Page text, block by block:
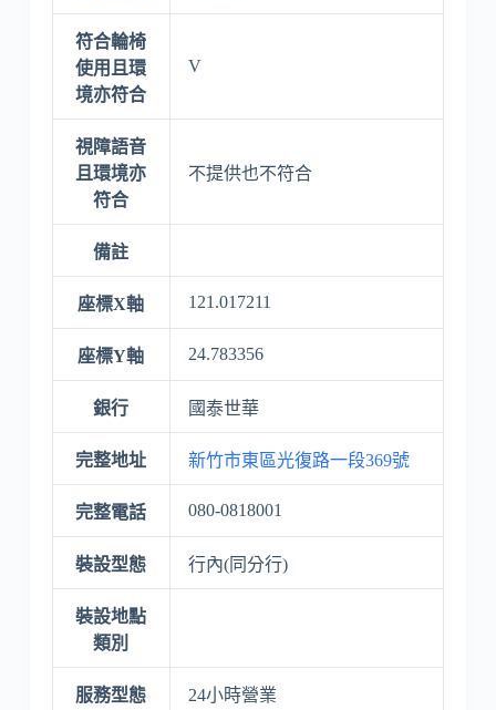
符合輪椅
使用且環
境亦符合
V
視障語音
且環境亦
符合
不提供也不符合
備註
座標X軸 121.017211
座標Y軸 24.783356
銀行 國泰世華
完整地址 新竹市東區光復路一段369號
完整電話 080-0818001
裝設型態 行內(同分行)
裝設地點
類別
服務型態 24小時營業